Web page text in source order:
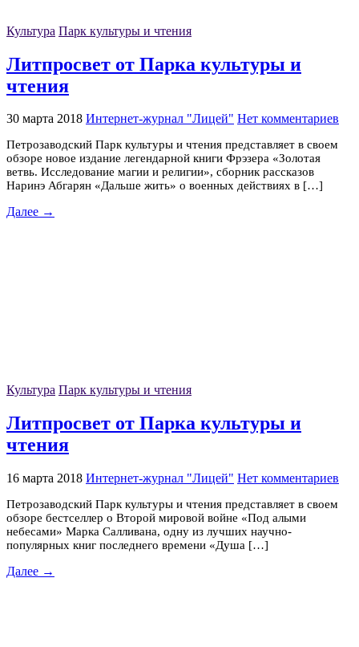
Культура Парк культуры и чтения
Литпросвет от Парка культуры и
чтения
30 марта 2018 Интернет-журнал "Лицей" Нет комментариев
Петрозаводский Парк культуры и чтения представляет в своем
обзоре новое издание легендарной книги Фрэзера «Золотая
ветвь. Исследование магии и религии», сборник рассказов
Наринэ Абгарян «Дальше жить» о военных действиях в […]
Далее →
Культура Парк культуры и чтения
Литпросвет от Парка культуры и
чтения
16 марта 2018 Интернет-журнал "Лицей" Нет комментариев
Петрозаводский Парк культуры и чтения представляет в своем
обзоре бестселлер о Второй мировой войне «Под алыми
небесами» Марка Салливана, одну из лучших научно-
популярных книг последнего времени «Душа […]
Далее →